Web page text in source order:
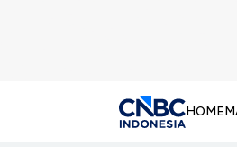
HOME